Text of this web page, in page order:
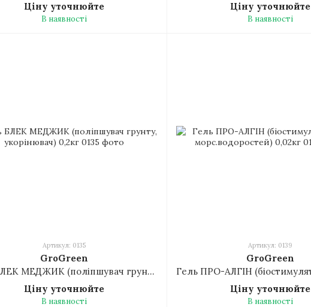
Ціну уточнюйте
В наявності
Ціну уточнюйте
В наявності
Артикул: 0135
GroGreen
Гель БЛЕК МЕДЖИК (поліпшувач грунту, укорінювач) 0,2кг
Ціну уточнюйте
В наявності
Артикул: 0139
GroGreen
Ціну уточнюйте
В наявності